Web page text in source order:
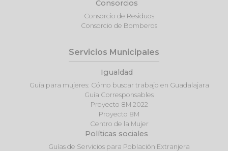
Consorcios
Consorcio de Residuos
Consorcio de Bomberos
Servicios Municipales
Igualdad
Guía para mujeres: Cómo buscar trabajo en Guadalajara
Guía Corresponsables
Proyecto 8M 2022
Proyecto 8M
Centro de la Mujer
Políticas sociales
Guías de Servicios para Población Extranjera